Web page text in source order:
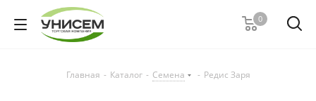
0
Главная - Каталог - Семена - Редис Заря